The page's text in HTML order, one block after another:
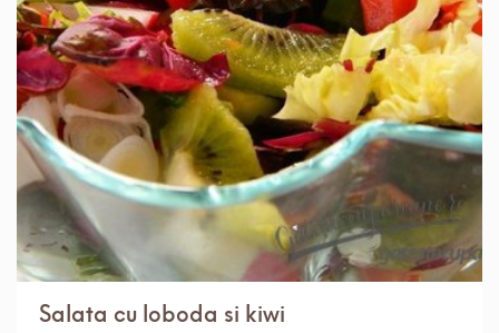
IN 30 MIN. MEDIU 4 PORTII
Salata cu loboda si kiwi